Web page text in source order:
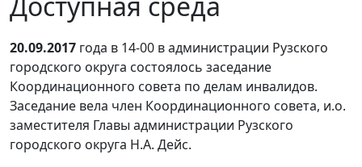
20.09.2017 года в 14-00 в администрации Рузского
городского округа состоялось заседание
Координационного совета по делам инвалидов.
Заседание вела член Координационного совета, и.о.
заместителя Главы администрации Рузского
городского округа Н.А. Дейс.